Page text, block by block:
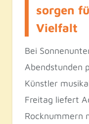
sorgen
Vielfalt
Bei
Abendstunden
Künstler
Freitag liefert
Rocknummern